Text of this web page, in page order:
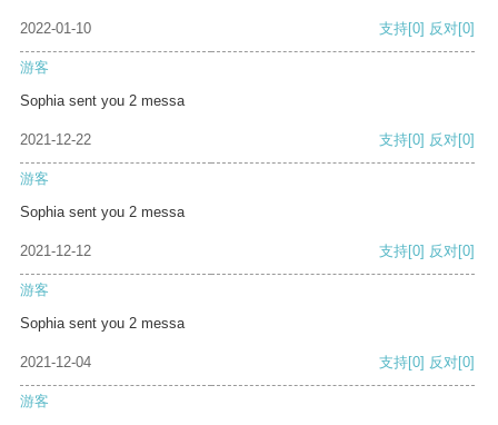
2022-01-10 支持[0] 反对[0]
游客
Sophia sent you 2 messa
2021-12-22 支持[0] 反对[0]
游客
Sophia sent you 2 messa
2021-12-12 支持[0] 反对[0]
游客
Sophia sent you 2 messa
2021-12-04 支持[0] 反对[0]
游客